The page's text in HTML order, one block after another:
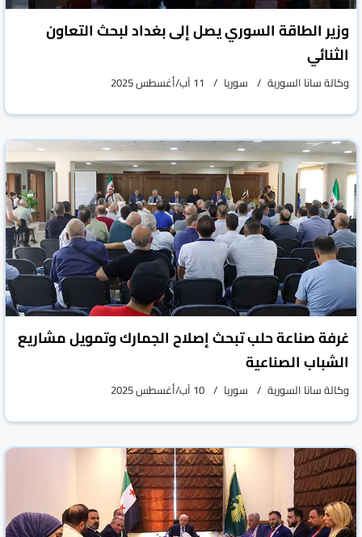
وزير الطاقة السوري يصل إلى بغداد لبحث التعاون
الثنائي
وكالة سانا السورية سوريا 11 آب/أغسطس 2025
غرفة صناعة حلب تبحث إصلاح الجمارك وتمويل مشاريع
الشباب الصناعية
وكالة سانا السورية سوريا 10 آب/أغسطس 2025